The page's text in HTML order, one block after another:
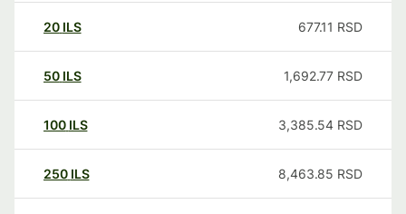
20 ILS 677.11 RSD
50 ILS 1,692.77 RSD
100 ILS 3,385.54 RSD
250 ILS 8,463.85 RSD